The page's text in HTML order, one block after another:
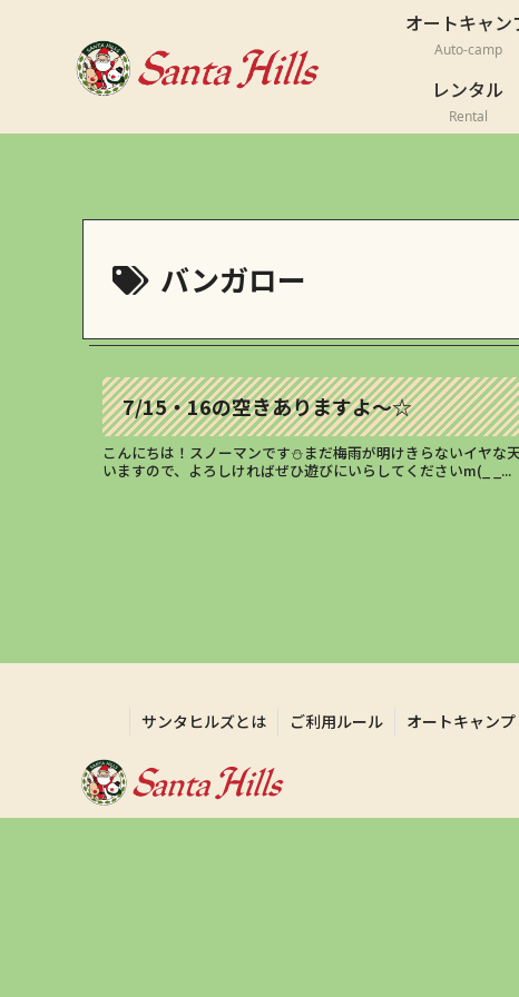
オートキャン
Auto-camp
レンタル
Rental
バンガロー
7/15・16の空きありますよ～☆
こんにちは！スノーマンです⛄まだ梅雨が明けきらないイヤ
いますので、よろしければぜひ遊びにいらしてくださいm(_ _...
サンタヒルズとは ご利用ルール オートキャンプ